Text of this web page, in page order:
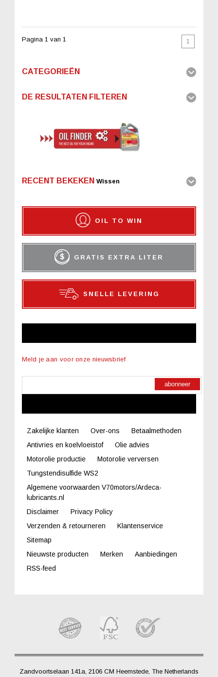
Pagina 1 van 1 1
CATEGORIEËN
DE RESULTATEN FILTEREN
RECENT BEKEKEN Wissen
OIL TO WIN
GRATIS EXTRA LITER
SNELLE LEVERING
Meld je aan voor onze nieuwsbrief
abonneer
Zakelijke klanten Over-ons
Betaalmethoden
Antivries en koelvloeistof
Olie advies
Motorolie productie
Motorolie verversen
Tungstendisulfide WS2
Algemene voorwaarden V70motors/Ardeca-
lubricants.nl
Disclaimer
Privacy Policy
Verzenden & retourneren
Klantenservice
Sitemap
Nieuwste producten
Merken
Aanbiedingen
RSS-feed
Zandvoortselaan 141a, 2106 CM Heemstede, The Netherlands